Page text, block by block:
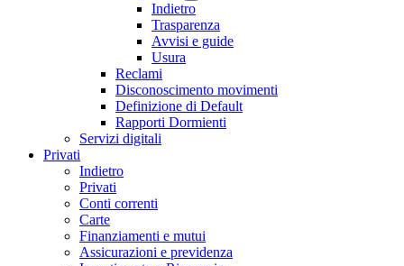
Indietro
Trasparenza
Avvisi e guide
Usura
Reclami
Disconoscimento movimenti
Definizione di Default
Rapporti Dormienti
Servizi digitali
Privati
Indietro
Privati
Conti correnti
Carte
Finanziamenti e mutui
Assicurazioni e previdenza